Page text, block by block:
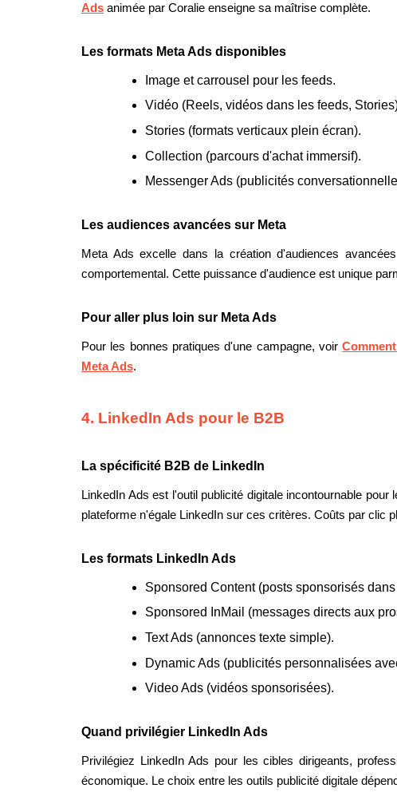
Ads animée par Coralie enseigne sa maîtrise complète.
Les formats Meta Ads disponibles
Image et carrousel pour les feeds.
Vidéo (Reels, vidéos dans les feeds,
Stories (formats verticaux plein écran).
Collection (parcours d'achat immersif).
Messenger Ads (publicités
Les audiences avancées sur Meta
Meta Ads excelle dans la création d'audiences
comportemental. Cette puissance d'audience est unique
Pour aller plus loin sur Meta Ads
Pour les bonnes pratiques d'une campagne, voir
Meta Ads.
4. LinkedIn Ads pour le B2B
La spécificité B2B de LinkedIn
LinkedIn Ads est l'outil publicité digitale incontournable
plateforme n'égale LinkedIn sur ces critères. Coûts par clic
Les formats LinkedIn Ads
Sponsored Content (posts sponsorisés
Sponsored InMail (messages directs aux
Text Ads (annonces texte simple).
Dynamic Ads (publicités personnalisées
Video Ads (vidéos sponsorisées).
Quand privilégier LinkedIn Ads
Privilégiez LinkedIn Ads pour les cibles dirigeants,
économique. Le choix entre les outils publicité digitale